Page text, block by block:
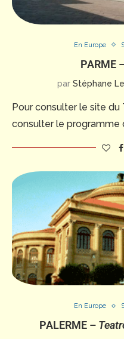
En Europe
PARME
par Stéphane
Pour consulter le site du
consulter le programme
En Europe
PALERME –